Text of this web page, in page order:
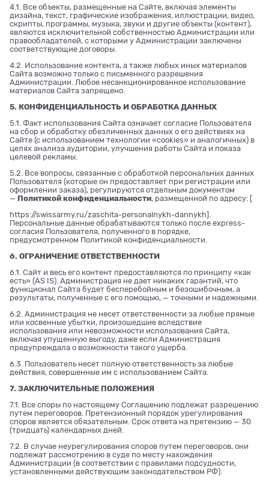
4.1. Все объекты, размещенные на Сайте, включая элементы
дизайна, текст, графические изображения, иллюстрации, видео,
скрипты, программы, музыка, звуки и другие объекты (контент),
являются исключительной собственностью Администрации или
правообладателей, с которыми у Администрации заключены
соответствующие договоры.
4.2. Использование контента, а также любых иных материалов
Сайта возможно только с письменного разрешения
Администрации. Любое несанкционированное использование
материалов Сайта запрещено.
5. КОНФИДЕНЦИАЛЬНОСТЬ И ОБРАБОТКА ДАННЫХ
5.1. Факт использования Сайта означает согласие Пользователя
на сбор и обработку обезличенных данных о его действиях на
Сайте (с использованием технологии «cookies» и аналогичных) в
целях анализа аудитории, улучшения работы Сайта и показа
целевой рекламы.
5.2. Все вопросы, связанные с обработкой персональных данных
Пользователя (которые он предоставляет при регистрации или
оформлении заказа), регулируются отдельным документом
— Политикой конфиденциальности, размещенной по адресу: [
https://swissarmy.ru/zaschita-personalnykh-dannykh].
Персональные данные обрабатываются только после express-
согласия Пользователя, полученного в порядке,
предусмотренном Политикой конфиденциальности.
6. ОГРАНИЧЕНИЕ ОТВЕТСТВЕННОСТИ
6.1. Сайт и весь его контент предоставляются по принципу «как
есть» (AS IS). Администрация не дает никаких гарантий, что
функционал Сайта будет бесперебойным и безошибочным, а
результаты, полученные с его помощью, — точными и надежными.
6.2. Администрация не несет ответственности за любые прямые
или косвенные убытки, произошедшие вследствие
использования или невозможности использования Сайта,
включая упущенную выгоду, даже если Администрация
предупреждала о возможности такого ущерба.
6.3. Пользователь несет полную ответственность за любые
действия, совершенные им с использованием Сайта.
7. ЗАКЛЮЧИТЕЛЬНЫЕ ПОЛОЖЕНИЯ
7.1. Все споры по настоящему Соглашению подлежат разрешению
путем переговоров. Претензионный порядок урегулирования
споров является обязательным. Срок ответа на претензию — 30
(тридцать) календарных дней.
7.2. В случае неурегулирования споров путем переговоров, они
подлежат рассмотрению в суде по месту нахождения
Администрации (в соответствии с правилами подсудности,
установленными действующим законодательством РФ).